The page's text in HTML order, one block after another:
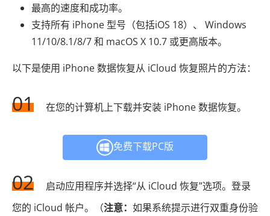
最高的速度和成功率。
支持所有 iPhone 型号（包括iOS 18）、 Windows
11/10/8.1/8/7 和 macOS X 10.7 或更高版本。
以下是使用 iPhone 数据恢复从 iCloud 恢复照片的方法：
01 在您的计算机上下载并安装 iPhone 数据恢复。
免费下载PC版
02
启动应用程序并选择“从 iCloud 恢复”选项。登录
您的 iCloud 帐户。（注意： 如果系统提示进行双重身份验